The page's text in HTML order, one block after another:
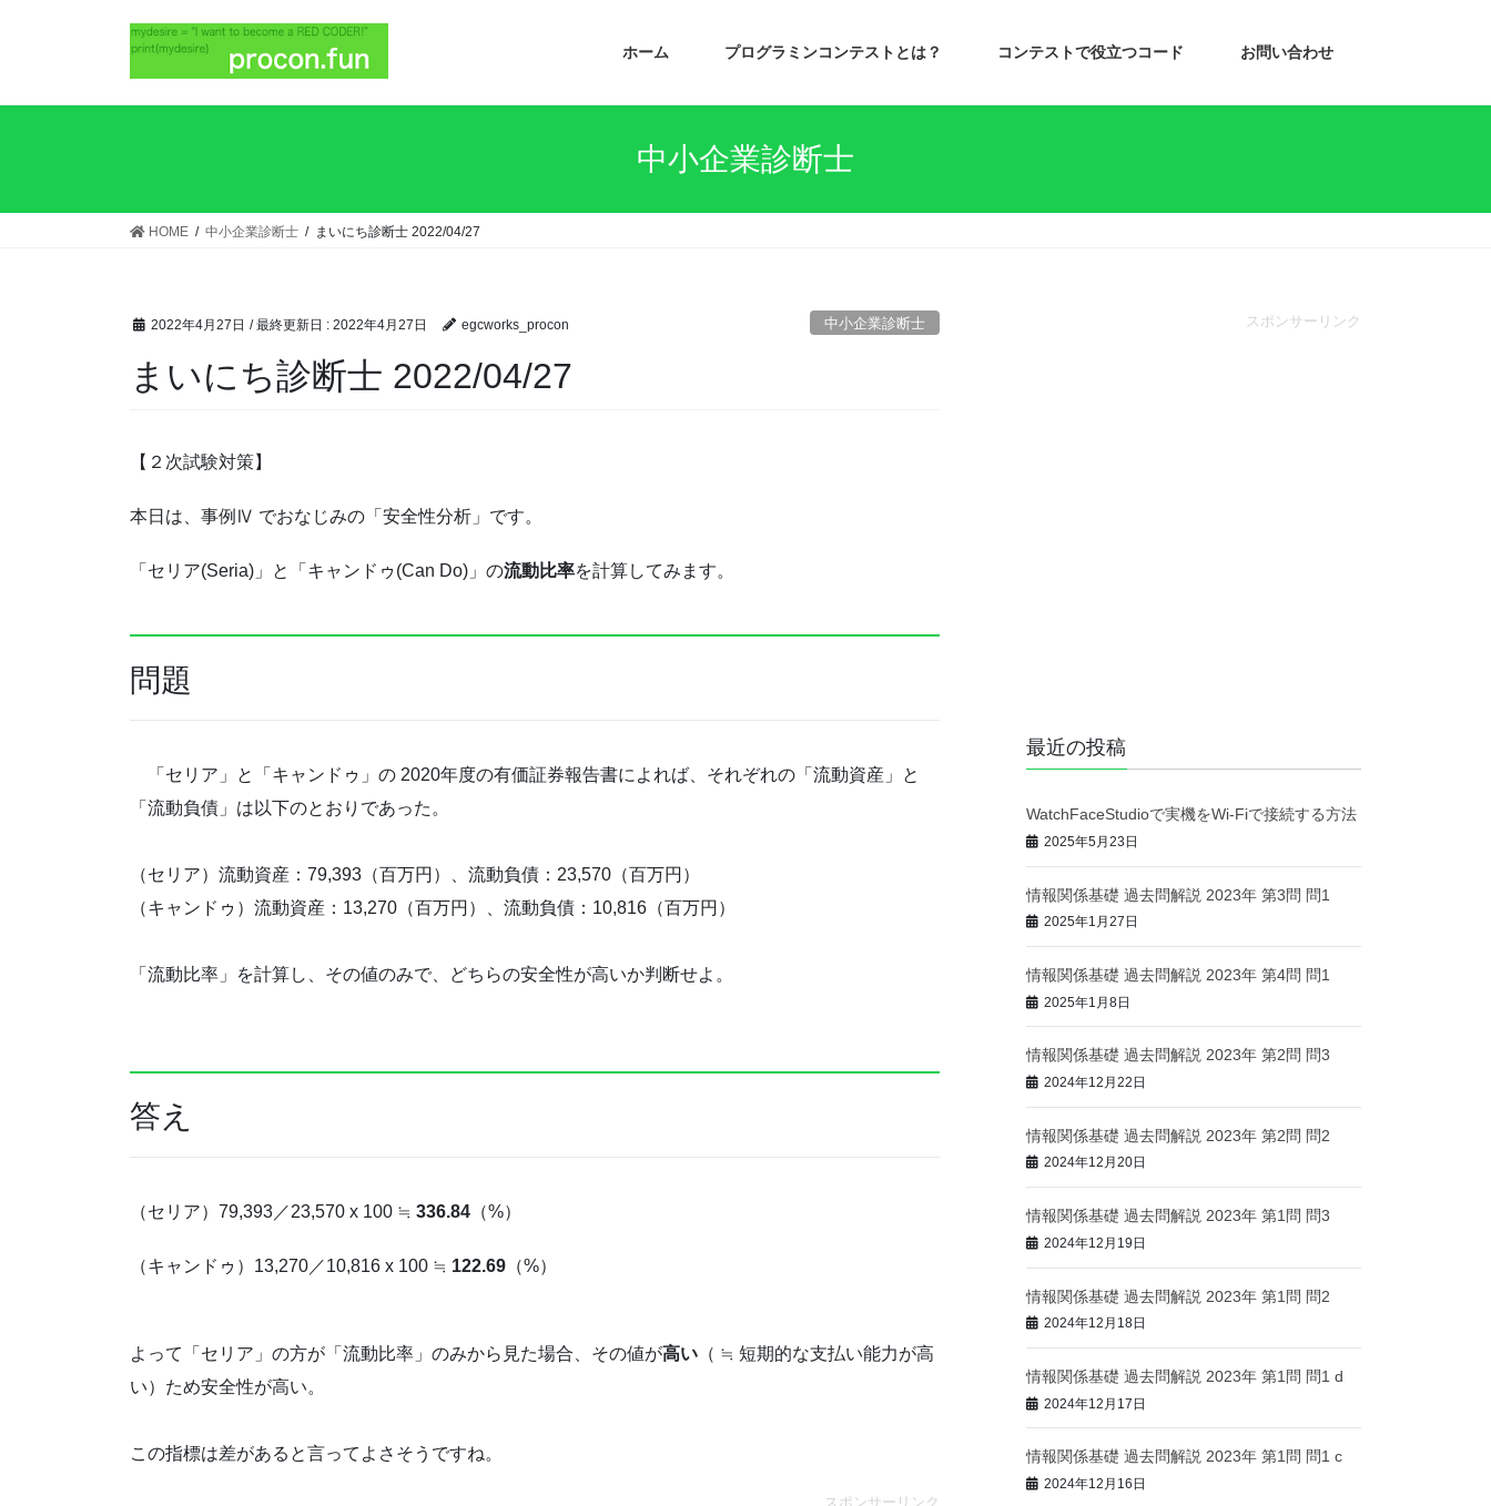
ホーム プログラミンコンテストとは？ コンテストで役立つコード お問い合わせ
中小企業診断士
HOME 中小企業診断士 まいにち診断士 2022/04/27
2022年4月27日 / 最終更新日 : 2022年4月27日 egcworks_procon 中小企業診断士
まいにち診断士 2022/04/27
【２次試験対策】
本日は、事例Ⅳ でおなじみの「安全性分析」です。
「セリア(Seria)」と「キャンドゥ(Can Do)」の流動比率を計算してみます。
問題
「セリア」と「キャンドゥ」の 2020年度の有価証券報告書によれば、それぞれの「流動資産」と
「流動負債」は以下のとおりであった。
（セリア）流動資産：79,393（百万円）、流動負債：23,570（百万円）
（キャンドゥ）流動資産：13,270（百万円）、流動負債：10,816（百万円）
「流動比率」を計算し、その値のみで、どちらの安全性が高いか判断せよ。
答え
（セリア）79,393／23,570 x 100 ≒ 336.84 （%）
（キャンドゥ）13,270／10,816 x 100 ≒ 122.69 （%）
よって「セリア」の方が「流動比率」のみから見た場合、その値が高い （ ≒ 短期的な支払い能力が高
い）ため安全性が高い。
この指標は差があると言ってよさそうですね。
スポンサーリンク
スポンサーリンク
最近の投稿
WatchFaceStudioで実機をWi-Fiで接続する方法
2025年5月23日
情報関係基礎 過去問解説 2023年 第3問 問1
2025年1月27日
情報関係基礎 過去問解説 2023年 第4問 問1
2025年1月8日
情報関係基礎 過去問解説 2023年 第2問 問3
2024年12月22日
情報関係基礎 過去問解説 2023年 第2問 問2
2024年12月20日
情報関係基礎 過去問解説 2023年 第1問 問3
2024年12月19日
情報関係基礎 過去問解説 2023年 第1問 問2
2024年12月18日
情報関係基礎 過去問解説 2023年 第1問 問1 d
2024年12月17日
情報関係基礎 過去問解説 2023年 第1問 問1 c
2024年12月16日